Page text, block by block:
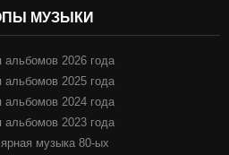
МУЗЫКИ
альбомов 2026 года
альбомов 2025 года
альбомов 2024 года
альбомов 2023 года
музыка 80-ых